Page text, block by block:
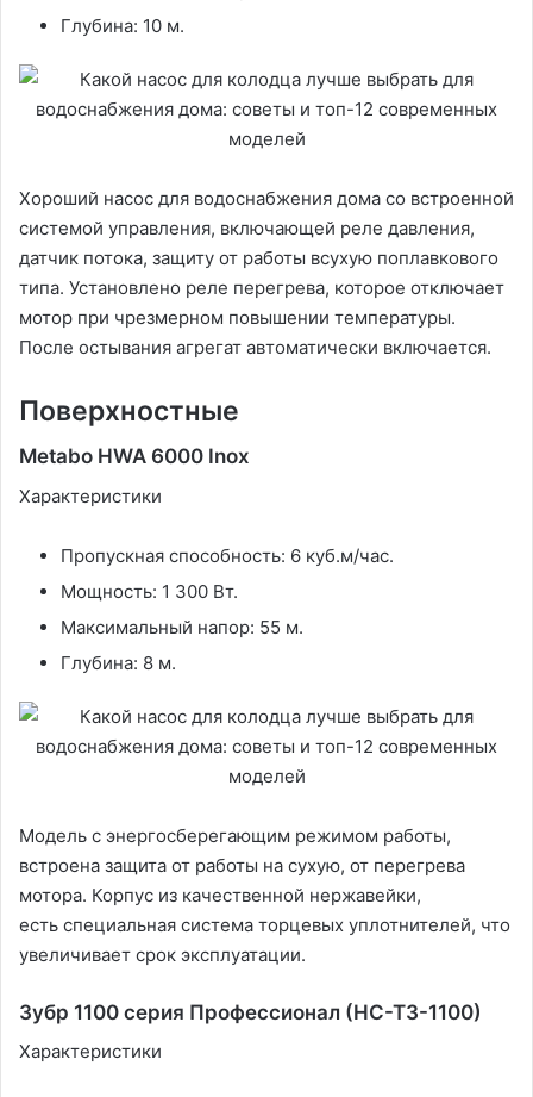
Глубина: 10 м.
Хороший насос для водоснабжения дома со встроенной
системой управления, включающей реле давления,
датчик потока, защиту от работы всухую поплавкового
типа. Установлено реле перегрева, которое отключает
мотор при чрезмерном повышении температуры.
После остывания агрегат автоматически включается.
Поверхностные
Metabo HWA 6000 Inox
Характеристики
Пропускная способность: 6 куб.м/час.
Мощность: 1 300 Вт.
Максимальный напор: 55 м.
Глубина: 8 м.
Модель с энергосберегающим режимом работы,
встроена защита от работы на сухую, от перегрева
мотора. Корпус из качественной нержавейки,
есть специальная система торцевых уплотнителей, что
увеличивает срок эксплуатации.
Зубр 1100 серия Профессионал (НС-Т3-1100)
Характеристики